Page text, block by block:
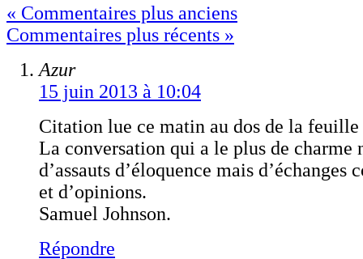
« Commentaires plus anciens
Commentaires plus récents »
Azur
15 juin 2013 à 10:04
Citation lue ce matin au dos de la
La conversation qui a le plus de charme
d’assauts d’éloquence mais d’échanges
et d’opinions.
Samuel Johnson.
Répondre